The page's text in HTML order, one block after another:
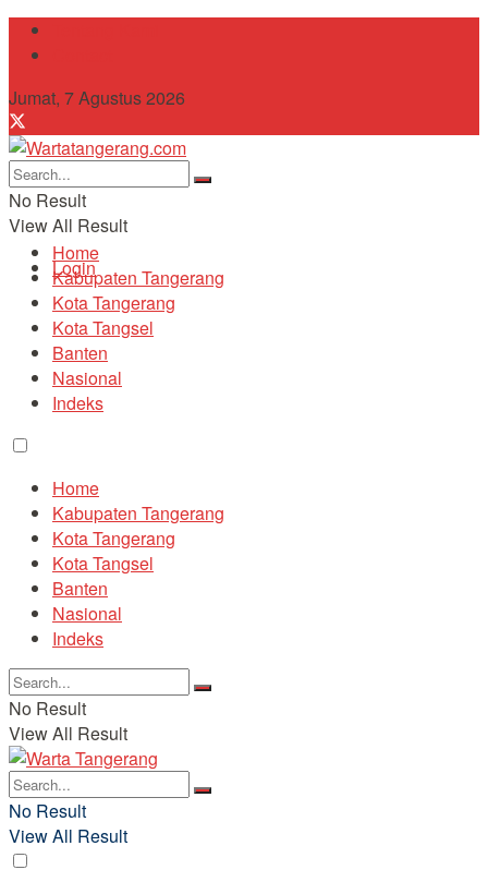
Jumat, 7 Agustus 2026
No Result
View All Result
Login
Home
Kabupaten Tangerang
Kota Tangerang
Kota Tangsel
Banten
Nasional
Indeks
Home
Kabupaten Tangerang
Kota Tangerang
Kota Tangsel
Banten
Nasional
Indeks
No Result
View All Result
No Result
View All Result